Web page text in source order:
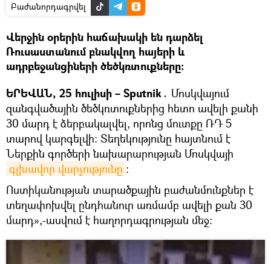
Բաժանորդագրվել
Վերջին օրերին հաճախակի են դարձել
Ռուսաստանում բնակվող հայերի և
ադրբեջանցիների ծեծկռտուքները։
ԵՐԵՎԱՆ, 25 հուլիսի – Sputnik․ Մոսկվայում
զանգվածային ծեծկռտուքներից հետո ավելի քանի
30 մարդ է ձերբակալվել, որոնց մուտքը ՌԴ 5
տարով կարգելվի։ Տեղեկությունը հայտնում է
Ներքին գործերի նախարարության Մոսկվայի
գլխավոր վարչությունը ։
Ոստիկանության տարածքային բաժանմունքներ է
տեղափոխվել ընդհանուր առմամբ ավելի քան 30
մարդ»,-ասվում է հաղորդագրության մեջ։